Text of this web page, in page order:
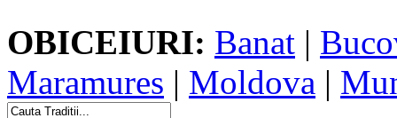
OBICEIURI: Banat |
Maramures | Moldova |